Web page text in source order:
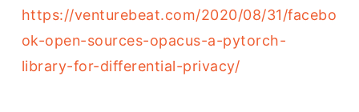
https://venturebeat.com/2020/08/31/facebo
ok-open-sources-opacus-a-pytorch-
library-for-differential-privacy/